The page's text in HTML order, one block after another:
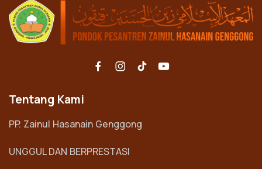
Tentang Kami
PP. Zainul Hasanain Genggong
UNGGUL DAN BERPRESTASI